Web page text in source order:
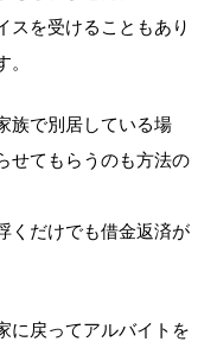
スを受けることもあり
族で別居している場
せてもらうのも方法の
くだけでも借金返済が
に戻ってアルバイトを